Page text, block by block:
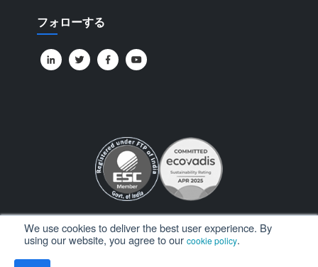
We use cookies to deliver the best user experience. By
using our website, you agree to our cookie policy.
フォローする
All Rights Reserved. © Copyright 2026. Ramco Systems.